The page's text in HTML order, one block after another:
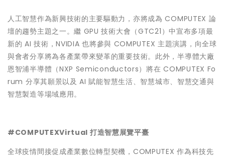
人工智慧作為新興技術的主要驅動力，亦將成為 COMPUTEX 論
壇的趨勢主題之一。繼 GPU 技術大會（GTC21）中宣布多項最
新的 AI 技術，NVIDIA 也將參與 COMPUTEX 主題演講，向全球
與會者分享將為各產業帶來變革的重要技術。此外，半導體大廠
恩智浦半導體（NXP Semiconductors）將在 COMPUTEX Fo
rum 分享其願景以及 AI 賦能智慧生活、智慧城市、智慧交通與
智慧製造等場域應用。
#COMPUTEXVirtual 打造智慧展覽平臺
全球疫情間接促成產業數位轉型契機，COMPUTEX 作為科技先